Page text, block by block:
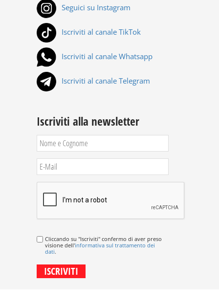
Seguici su Instagram
Iscriviti al canale TikTok
Iscriviti al canale Whatsapp
Iscriviti al canale Telegram
Iscriviti alla newsletter
Cliccando su "Iscriviti" confermo di aver preso
visione dell'informativa sul trattamento dei
dati.